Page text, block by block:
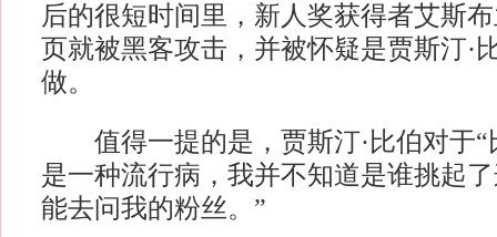
后的很短时间里，新人奖获得者艾斯
页就被黑客攻击，并被怀疑是贾斯汀·
做。
值得一提的是，贾斯汀·比伯对于“
是一种流行病，我并不知道是谁挑起
能去问我的粉丝。”